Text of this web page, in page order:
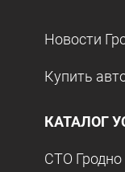
Новости
Купить
КАТАЛОГ
СТО Гродно